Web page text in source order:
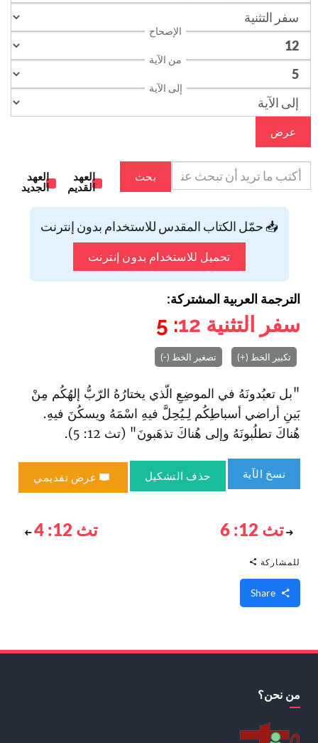
الإصحاح
من الآية
إلى الآية
عرض
بحث
العهد
القديم
العهد
الجديد
📥 حمّل الكتاب المقدس للاستخدام بدون إنترنت
تحميل للاستخدام بدون إنترنت
الترجمة العربية المشتركة:
سفر التثنية 12
: 5
تكبير الخط (+) تصغير الخط (-)
"بل تعبُدونَهُ في الموضِعِ الّذي يختارُهُ الرّبُّ إلهُكُم مِنْ
بَينِ أراضي أسباطِكُم لِـيُحِلَّ فيهِ ا‏سْمَهُ ويسكُنَ فيهِ.
هُناكَ تطلُبونَهُ وإلى هُناكَ تذهَبونَ" (تث 12: 5).
نسخ الآية حذف التشكيل عرض تقديمي
تث 12: 6 تث 12: 4
للمشاركة
من نحن؟